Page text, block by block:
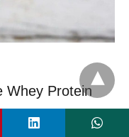
Whey Protein
suplemento queridinho